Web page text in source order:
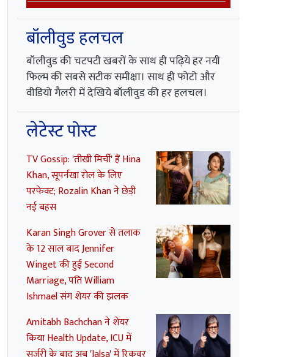
बॉलीवुड हलचल
बॉलीवुड की चटपटी खबरों के साथ ही पढ़िये हर नयी
फिल्म की सबसे सटीक समीक्षा। साथ ही फोटो और
वीडियो गैलरी में देखिये बॉलीवुड की हर हलचल।
लेटेस्ट पोस्ट
TV Gossip: 'तीखी मिर्ची' हैं Hina
Khan, सूपर्नखा रोल के लिए
परफेक्ट; Rozalin Khan ने छेड़ी
नई बहस
Karan Singh Grover से तलाक
के 12 साल बाद Jennifer
Winget की हुई Second
Marriage, पति William
Ishmael संग शेयर की झलक
Amitabh Bachchan ने शेयर
किया Health Update, ICU में